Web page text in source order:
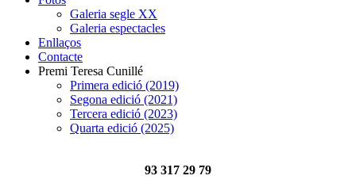
Galeria segle XX
Galeria espectacles
Enllaços
Contacte
Premi Teresa Cunillé
Primera edició (2019)
Segona edició (2021)
Tercera edició (2023)
Quarta edició (2025)
93 317 29 79